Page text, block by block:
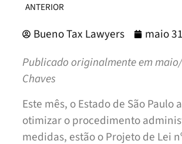
ANTERIOR
Bueno Tax Lawyers
maio
Publicado originalmente em
Chaves
Este mês, o Estado de São
otimizar o procedimento
medidas, estão o Projeto de Lei